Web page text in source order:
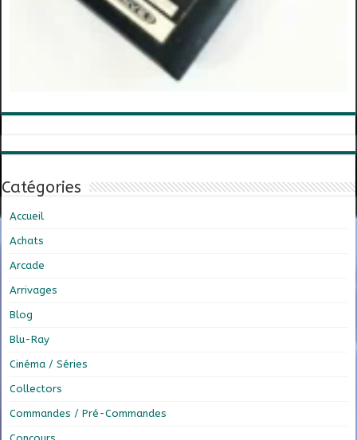
Catégories
Accueil
Achats
Arcade
Arrivages
Blog
Blu-Ray
Cinéma / Séries
Collectors
Commandes / Pré-Commandes